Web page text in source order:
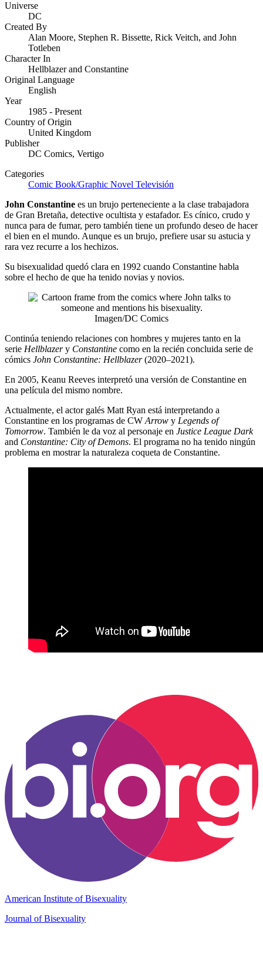
Universe
DC
Created By
Alan Moore, Stephen R. Bissette, Rick Veitch, and John
Totleben
Character In
Hellblazer and Constantine
Original Language
English
Year
1985 - Present
Country of Origin
United Kingdom
Publisher
DC Comics, Vertigo
Categories
Comic Book/Graphic Novel Televisión
John Constantine es un brujo perteneciente a la clase trabajadora
de Gran Bretaña, detective ocultista y estafador. Es cínico, crudo y
nunca para de fumar, pero también tiene un profundo deseo de hacer
el bien en el mundo. Aunque es un brujo, prefiere usar su astucia y
rara vez recurre a los hechizos.
Su bisexualidad quedó clara en 1992 cuando Constantine habla
sobre el hecho de que ha tenido novias y novios.
Imagen/DC Comics
Continúa teniendo relaciones con hombres y mujeres tanto en la
serie Hellblazery Constantine como en la recién concluida serie de
cómics John Constantine: Hellblazer(2020–2021).
En 2005, Keanu Reeves interpretó una versión de Constantine en
una película del mismo nombre.
Actualmente, el actor galés Matt Ryan está interpretando a
Constantine en los programas de CW Arrow y Legends of
Tomorrow. También le da voz al personaje en Justice League Dark
and Constantine: City of Demons. El programa no ha tenido ningún
problema en mostrar la naturaleza coqueta de Constantine.
American Institute of Bisexuality
Journal of Bisexuality